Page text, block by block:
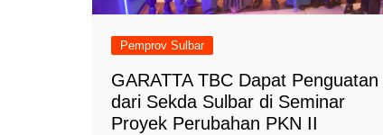
Pemprov Sulbar
GARATTA TBC Dapat Penguatan
dari Sekda Sulbar di Seminar
Proyek Perubahan PKN II